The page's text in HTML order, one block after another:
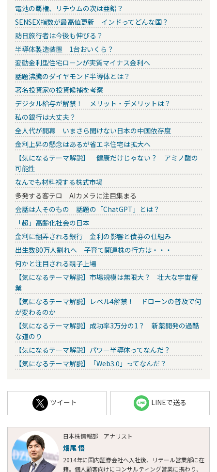
電池の覇権、リチウムの次は亜鉛？
SENSEX指数が最高値更新 インドってどんな国？
訪日旅行者は今後も伸びる？
半導体製造装置 1台おいくら？
変動金利型住宅ローンが実質マイナス金利へ
話題沸騰のダイヤモンド半導体とは？
著名投資家の投資候補を考察
デジタル給与が解禁！ メリット・デメリットは？
私の銀行は大丈夫？
全人代が開幕 いまさら聞けない日本の中国依存度
金利上昇の懸念はあるが省エネ住宅は拡大へ
【気になるテーマ解説】 健康だけじゃない？ アミノ酸の
可能性
なんでも材料視する株式市場
多発する客テロ AIカメラに注目集まる
会話は人そのもの 話題の「ChatGPT」とは？
「超」高齢化社会の日本
金利に翻弄される銀行 金利の影響と債券の仕組み
出生数80万人割れへ 子育て関連株の行方は・・・
何かと注目される親子上場
【気になるテーマ解説】市場規模は無限大？ 壮大な宇宙産
業
【気になるテーマ解説】レベル4解禁！ ドローンの普及で何
が変わるのか
【気になるテーマ解説】成功率3万分の1？ 新薬開発の過酷
な道のり
【気になるテーマ解説】パワー半導体ってなんだ？
【気になるテーマ解説】「Web3.0」ってなんだ？
ツイート LINEで送る
日本株情報部 アナリスト
畑尾 悟
2014年に国内証券会社へ入社後、リテール営業部に在
籍。個人顧客向けにコンサルティング営業に携わり、